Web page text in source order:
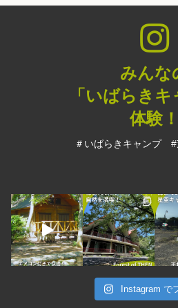
みんな
「いばらきキ
体験！
＃いばらきキャンプ #
Instagram で